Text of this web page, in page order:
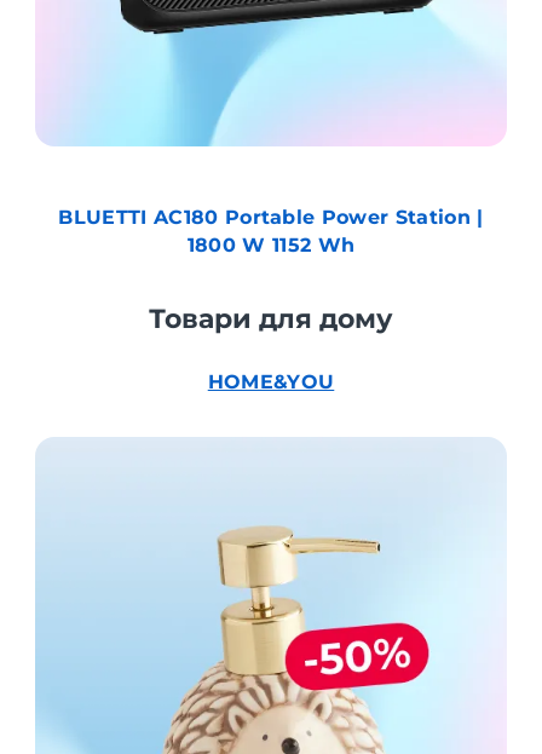
BLUETTI AC180 Portable Power Station |
1800 W 1152 Wh
Товари для дому
HOME&YOU